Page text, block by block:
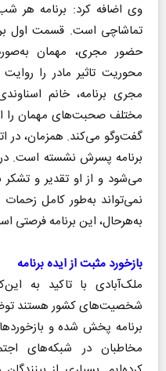
تماشاچی است. قسمت اول
حضور مجری، مهمان
محوریت تاثیر مادر را
مجری برنامه، خانم
مختلف صحبت‌های مهمان را
گفت‌وگو می‌کند. همزمان، در
برنامه پسرش نشسته است. در
می‌شود و از او تقدیر و
نمی‌تواند به‌طور کامل زحمات
به‌هرحال، این برنامه فرصتی
بازخورد مثبت از ایده برنامه
ملک‌آبادی با تاکید به
شخصیت‌های کشور هستند
برنامه پخش شده و
مخاطبان در شبکه‌های